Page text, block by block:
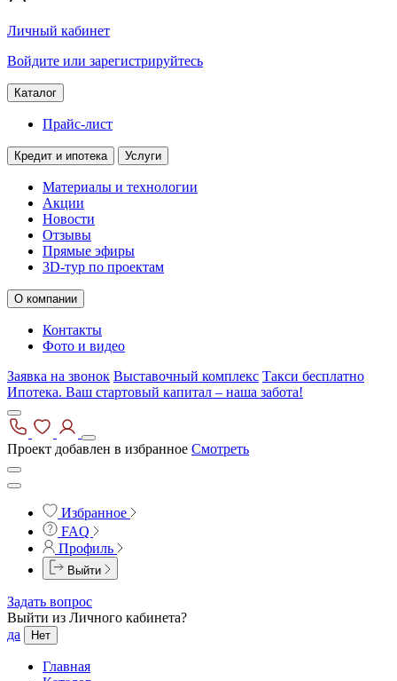
Личный кабинет
Войдите или зарегистрируйтесь
Каталог
Прайс-лист
Кредит и ипотека Услуги
Материалы и технологии
Акции
Новости
Отзывы
Прямые эфиры
3D-тур по проектам
О компании
Контакты
Фото и видео
Заявка на звонок Выставочный комплекс Такси бесплатно
Ипотека. Ваш стартовый капитал – наша забота!
Проект добавлен в избранное Смотреть
Избранное
FAQ
Профиль
Выйти
Задать вопрос
Выйти из Личного кабинета?
да
Нет
Главная